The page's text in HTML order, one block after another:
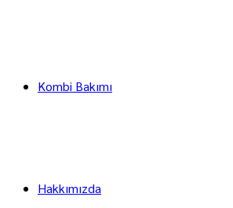
Kombi Bakımı
Hakkımızda